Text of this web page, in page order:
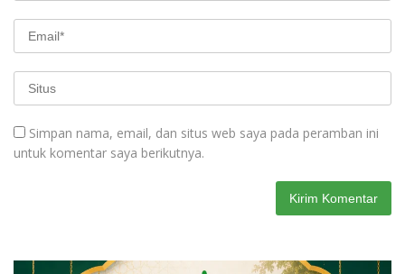
Simpan nama, email, dan situs web saya pada peramban ini
untuk komentar saya berikutnya.